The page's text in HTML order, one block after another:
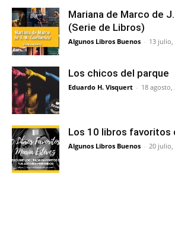
Mariana de Marco de
(Serie de Libros)
Algunos Libros Buenos - 13 julio,
Los chicos del parque
Eduardo H. Visquert - 18 agosto,
Los 10 libros favoritos
Algunos Libros Buenos - 20 julio,